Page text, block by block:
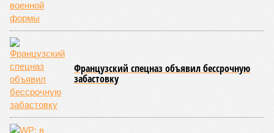
Напрашивается закономерный вопрос: если
декларируемая «Capital Group модель (достраивать
проблемные объекты SSD») сработала на
Лосиноостровской, почему она не масштабируется на
Люблино? И означает ли отсутствие техники на площадке,
что в реальности подрядчик по «Станции Л» ещё даже не
определён?
2025–2026 годах, похоже, не изменили ситуацию.«В
последние месяцы в личном общении нам перестали